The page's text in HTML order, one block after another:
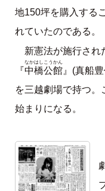
地150坪を購入する
れていたのである。
新憲法が施行され
『中橋公館
なかはしこうかん
』(真船
を三越劇場で持つ
始まりになる。